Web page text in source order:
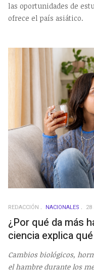
las oportunidades de
ofrece el país asiático.
REDACCIÓN NACIONALES 28
¿Por qué da más
ciencia explica
Cambios biológicos,
el hambre durante los